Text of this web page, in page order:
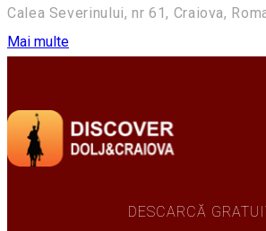
Calea Severinului, nr 61, Craiova,
Mai multe
DESCARCĂ